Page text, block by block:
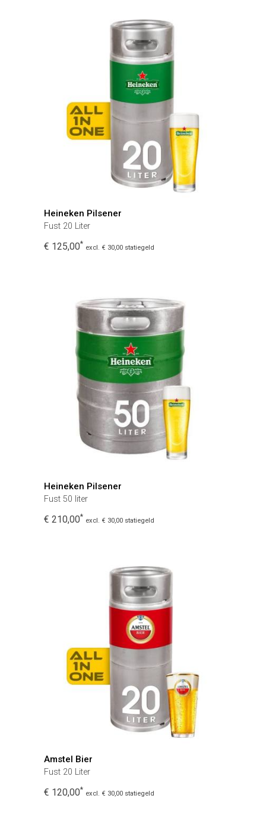
Heineken Pilsener
Fust 20 Liter
€ 125,00* excl. € 30,00 statiegeld
Heineken Pilsener
Fust 50 liter
€ 210,00* excl. € 30,00 statiegeld
Amstel Bier
Fust 20 Liter
€ 120,00* excl. € 30,00 statiegeld